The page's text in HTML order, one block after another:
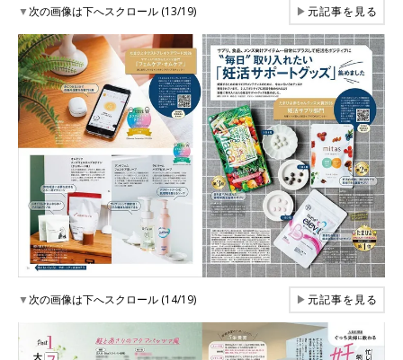
▼次の画像は下へスクロール (13/19) ▶元記事を見る
▼次の画像は下へスクロール (14/19) ▶元記事を見る